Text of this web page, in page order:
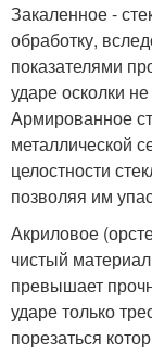
Закаленное -
обработку,
показателями
ударе осколки
Армированное
металлической
целостности
позволяя им
Акриловое
чистый
превышает
ударе только
порезаться